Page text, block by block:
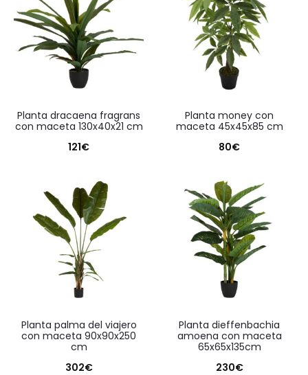
planta dracaena fragrans
con maceta 130x40x21 cm
121€
planta money con
maceta 45x45x85 cm
80€
planta palma del viajero
con maceta 90x90x250
cm
302€
planta dieffenbachia
amoena con maceta
65x65x135cm
230€